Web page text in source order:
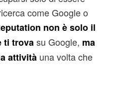
come Google o
non è solo il
ti trova su Google, ma
attività una volta che